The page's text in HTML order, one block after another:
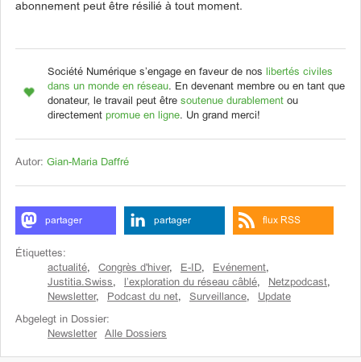
abonnement peut être résilié à tout moment.
Société Numérique s’engage en faveur de nos
libertés civiles
dans un monde en réseau. En devenant membre ou en tant que
donateur, le travail peut être soutenue durablement ou
directement promue en ligne. Un grand merci!
Autor: Gian-Maria Daffré
partager partager flux RSS
Étiquettes:
actualité, Congrès d'hiver, E-ID, Evénement,
Justitia.Swiss, l’exploration du réseau câblé, Netzpodcast,
Newsletter, Podcast du net, Surveillance, Update
Abgelegt in Dossier:
Newsletter
Alle Dossiers